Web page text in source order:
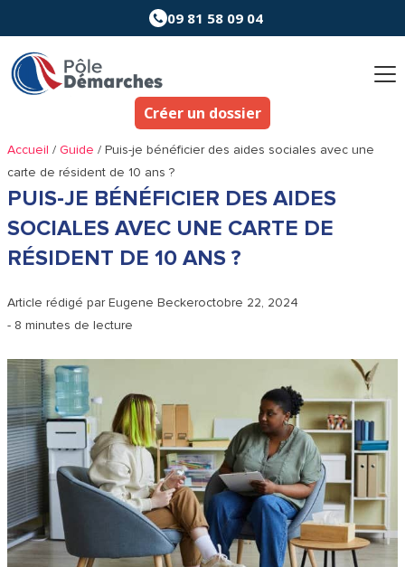
au
contenu
09 81 58 09 04
Créer un dossier
Accueil /Guide /Puis-je bénéficier des aides sociales avec une
carte de résident de 10 ans ?
PUIS-JE BÉNÉFICIER DES AIDES
SOCIALES AVEC UNE CARTE DE
RÉSIDENT DE 10 ANS ?
Article rédigé parEugene Beckeroctobre 22, 2024
- 8 minutes de lecture